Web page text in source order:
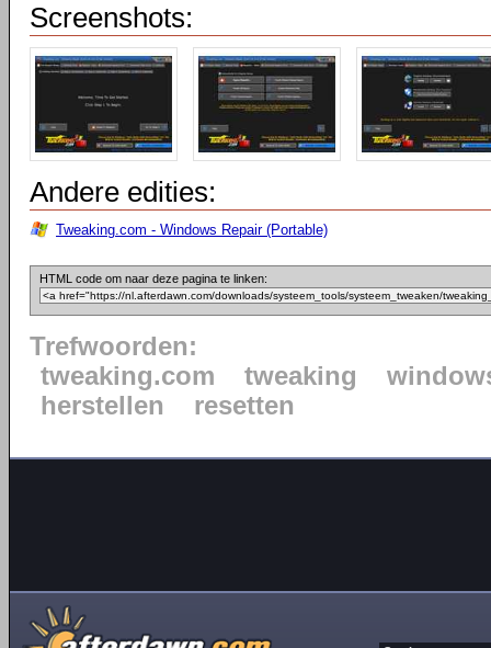
Screenshots:
Andere edities:
Tweaking.com - Windows Repair (Portable)
HTML code om naar deze pagina te linken:
Trefwoorden:
tweaking.com
tweaking
herstellen
resetten